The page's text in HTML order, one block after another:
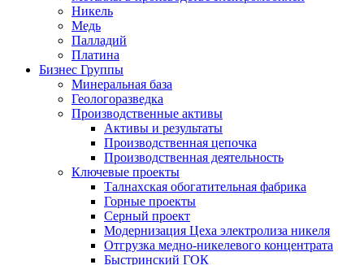
Никель
Медь
Палладий
Платина
Бизнес Группы
Минеральная база
Геологоразведка
Производственные активы
Активы и результаты
Производственная цепочка
Производственная деятельность
Ключевые проекты
Талнахская обогатительная фабрика
Горные проекты
Серный проект
Модернизация Цеха электролиза никеля
Отгрузка медно-никелевого концентрата
Быстринский ГОК